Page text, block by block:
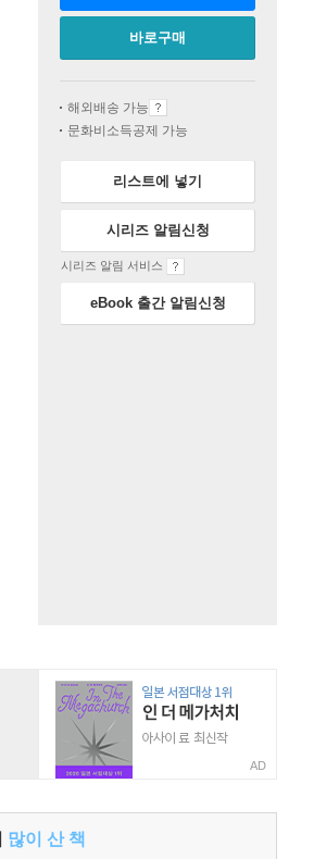
바로구매
해외배송 가능
문화비소득공제 가능
리스트에 넣기
시리즈 알림신청
시리즈 알림 서비스
eBook 출간 알림신청
AD
많이 산 책